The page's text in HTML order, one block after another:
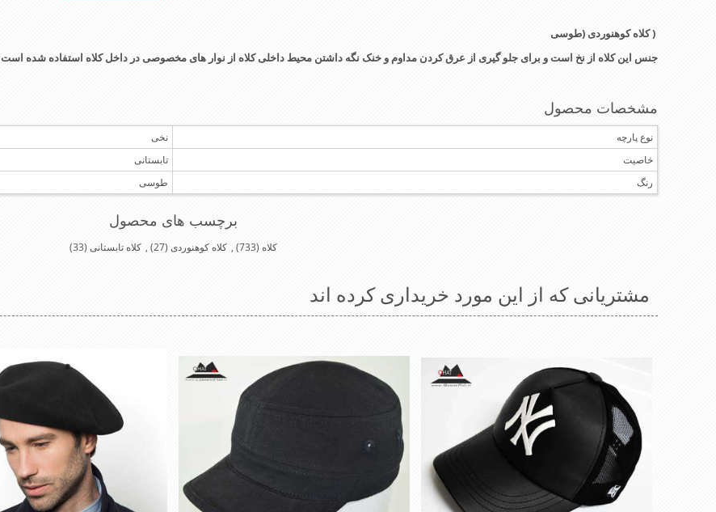
( کلاه کوهنوردی (طوسی
جنس این کلاه از نخ است و برای جلو گیری از عرق کردن مداوم و خنک نگه داشتن محیط داخلی کلاه از نوار های مخصوصی در داخل کلاه استفاده شده است
مشخصات محصول
نوع پارچه
نخی
خاصیت
تابستانی
رنگ
طوسی
برچسب های محصول
کلاه (733)
, کلاه کوهنوردی (27)
, کلاه تابستانی (33)
مشتریانی که از این مورد خریداری کرده اند